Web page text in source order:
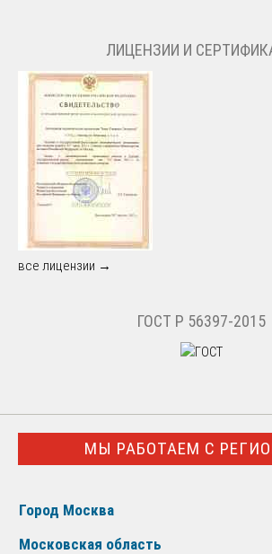
ЛИЦЕНЗИИ И
все лицензии →
ГОСТ Р 56397-2015
МЫ РАБОТАЕМ С
Город Москва
Московская область